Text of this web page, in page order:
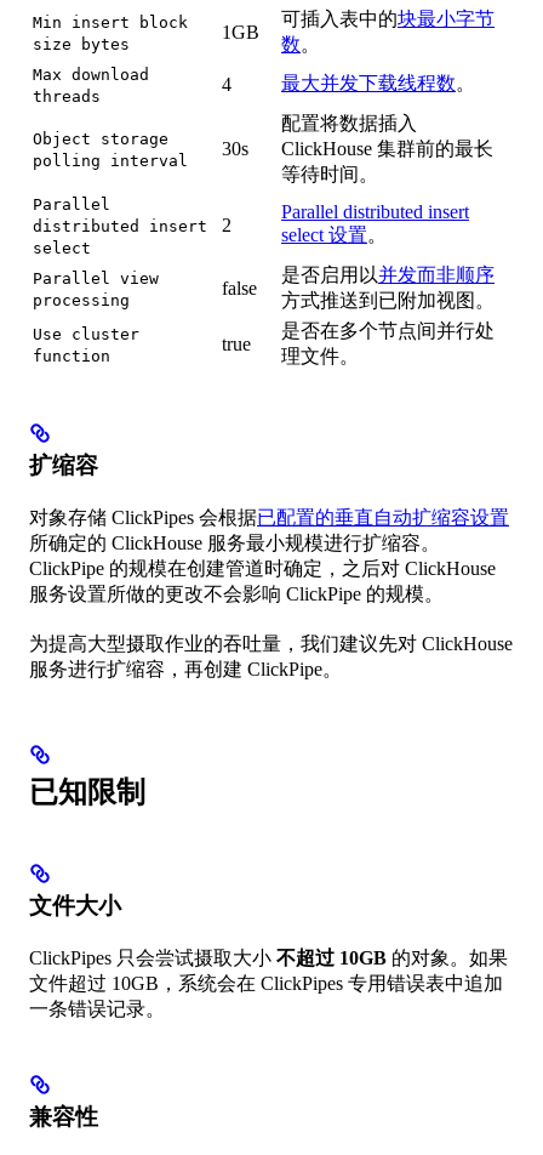
Min insert block
size bytes
1GB
可插入表中的块最小字节
数。
Max download
threads
4 最大并发下载线程数。
Object storage
polling interval
30s
配置将数据插入
ClickHouse 集群前的最长
等待时间。
Parallel
distributed insert
select
2
Parallel distributed insert
select 设置。
Parallel view
processing
false
是否启用以并发而非顺序
方式推送到已附加视图。
Use cluster
function
true
是否在多个节点间并行处
理文件。
扩缩容
对象存储 ClickPipes 会根据已配置的垂直自动扩缩容设置
所确定的 ClickHouse 服务最小规模进行扩缩容。
ClickPipe 的规模在创建管道时确定，之后对 ClickHouse
服务设置所做的更改不会影响 ClickPipe 的规模。
为提高大型摄取作业的吞吐量，我们建议先对 ClickHouse
服务进行扩缩容，再创建 ClickPipe。
已知限制
文件大小
ClickPipes 只会尝试摄取大小 不超过 10GB 的对象。如果
文件超过 10GB，系统会在 ClickPipes 专用错误表中追加
一条错误记录。
兼容性